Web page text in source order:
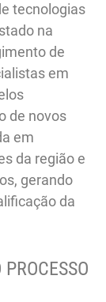
tecnologias
na
de
em
de novos
em
da região e
gerando
da